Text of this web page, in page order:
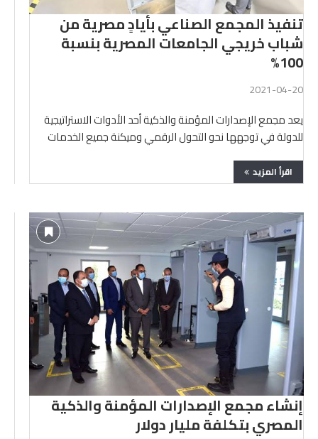
تنفيذ المجمع الصناعي بأيادٍ مصرية من
شباب خريجي الجامعات المصرية بنسبة
100%
2021-04-20
يعد مجمع الإصدارات المؤمنة والذكية أحد الأدوات الاستراتيجية
للدولة في توجهها نحو التحول الرقمي وميكنة جميع الخدمات
اقرأ المزيد
إنشاء مجمع الإصدارات المؤمنة والذكية
المصري بتكلفة مليار دولار